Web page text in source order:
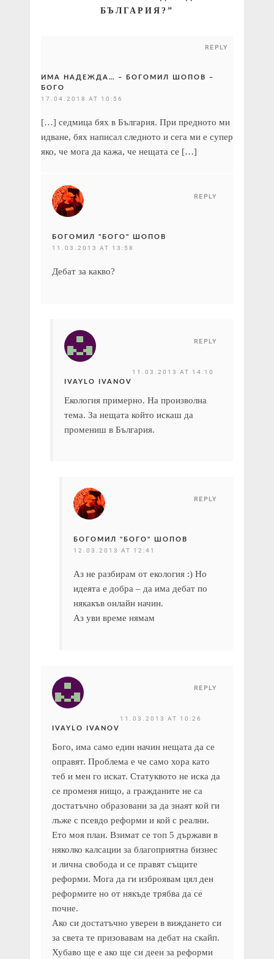
БЪЛГАРИЯ? ”
REPLY
ИМА НАДЕЖДА… – БОГОМИЛ ШОПОВ –
БОГО
17.04.2018 AT 10:56
[…] седмица бях в България. При предното ми
идване, бях написал следното и сега ми е супер
яко, че мога да кажа, че нещата се […]
REPLY
БОГОМИЛ "БОГО" ШОПОВ
11.03.2013 AT 13:58
Дебат за какво?
REPLY
IVAYLO IVANOV
11.03.2013 AT 14:10
Екология примерно. На произволна
тема. За нещата който искаш да
промениш в България.
REPLY
БОГОМИЛ "БОГО" ШОПОВ
12.03.2013 AT 12:41
Аз не разбирам от екология :) Но
идеята е добра – да има дебат по
някакъв онлайн начин.
Аз уви време нямам
REPLY
IVAYLO IVANOV
11.03.2013 AT 10:26
Бого, има само един начин нещата да се
оправят. Проблема е че само хора като
теб и мен го искат. Статуквото не иска да
се променя нищо, а гражданите не са
достатъчно образовани за да знаят кой ги
лъже с псевдо реформи и кой с реални.
Ето моя план. Взимат се топ 5 държави в
няколко калсации за благоприятна бизнес
и лична свобода и се правят същите
реформи. Мога да ги изброявам цял ден
реформите но от някъде трябва да се
почне.
Ако си достатъчно уверен в виждането си
за света те призовавам на дебат на скайп.
Хубаво ще е ако ще си деен за реформи